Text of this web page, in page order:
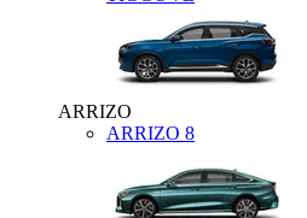
ARRIZO
ARRIZO 8